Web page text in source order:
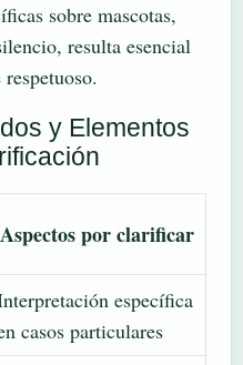
sobre mascotas,
resulta esencial
y Elementos
Aspectos por clarificar
específica
casos particulares